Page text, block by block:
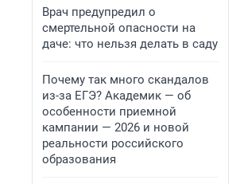
Врач предупредил о
смертельной опасности на
даче: что нельзя делать в саду
Почему так много скандалов
из-за ЕГЭ? Академик — об
особенности приемной
кампании — 2026 и новой
реальности российского
образования